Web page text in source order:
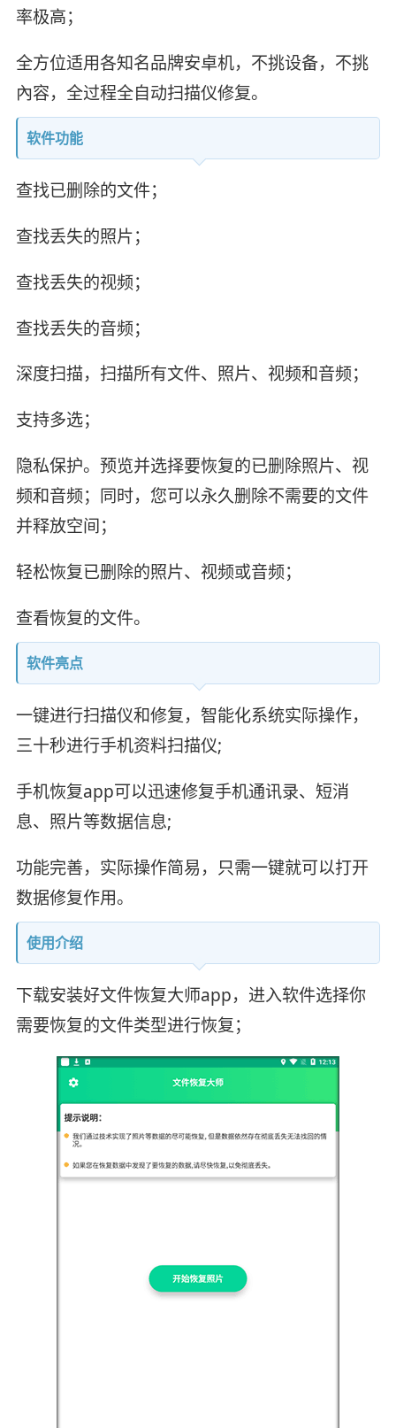
率极高；
全方位适用各知名品牌安卓机，不挑设备，不挑
內容，全过程全自动扫描仪修复。
软件功能
查找已删除的文件；
查找丢失的照片；
查找丢失的视频；
查找丢失的音频；
深度扫描，扫描所有文件、照片、视频和音频；
支持多选；
隐私保护。预览并选择要恢复的已删除照片、视
频和音频；同时，您可以永久删除不需要的文件
并释放空间；
轻松恢复已删除的照片、视频或音频；
查看恢复的文件。
软件亮点
一键进行扫描仪和修复，智能化系统实际操作，
三十秒进行手机资料扫描仪;
手机恢复app可以迅速修复手机通讯录、短消
息、照片等数据信息;
功能完善，实际操作简易，只需一键就可以打开
数据修复作用。
使用介绍
下载安装好文件恢复大师app，进入软件选择你
需要恢复的文件类型进行恢复；